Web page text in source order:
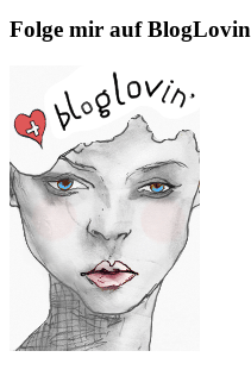
Folge mir auf BlogLovin